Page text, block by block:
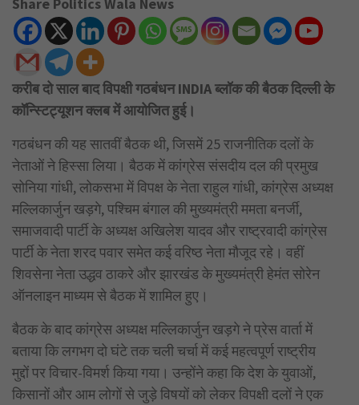
करीब दो साल बाद विपक्षी गठबंधन INDIA ब्लॉक की बैठक दिल्ली के
कॉन्स्टिट्यूशन क्लब में आयोजित हुई।
गठबंधन की यह सातवीं बैठक थी, जिसमें 25 राजनीतिक दलों के
नेताओं ने हिस्सा लिया। बैठक में कांग्रेस संसदीय दल की प्रमुख
सोनिया गांधी, लोकसभा में विपक्ष के नेता राहुल गांधी, कांग्रेस अध्यक्ष
मल्लिकार्जुन खड़गे, पश्चिम बंगाल की मुख्यमंत्री ममता बनर्जी,
समाजवादी पार्टी के अध्यक्ष अखिलेश यादव और राष्ट्रवादी कांग्रेस
पार्टी के नेता शरद पवार समेत कई वरिष्ठ नेता मौजूद रहे। वहीं
शिवसेना नेता उद्धव ठाकरे और झारखंड के मुख्यमंत्री हेमंत सोरेन
ऑनलाइन माध्यम से बैठक में शामिल हुए।
बैठक के बाद कांग्रेस अध्यक्ष मल्लिकार्जुन खड़गे ने प्रेस वार्ता में
बताया कि लगभग दो घंटे तक चली चर्चा में कई महत्वपूर्ण राष्ट्रीय
मुद्दों पर विचार-विमर्श किया गया। उन्होंने कहा कि देश के युवाओं,
किसानों और आम लोगों से जुड़े विषयों को लेकर विपक्षी दलों ने एक